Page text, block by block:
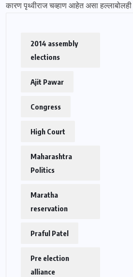
कारण पृथ्वीराज चव्हाण आहेत असा
2014 assembly
elections
Ajit Pawar
Congress
High Court
Maharashtra
Politics
Maratha
reservation
Praful Patel
Pre election
alliance